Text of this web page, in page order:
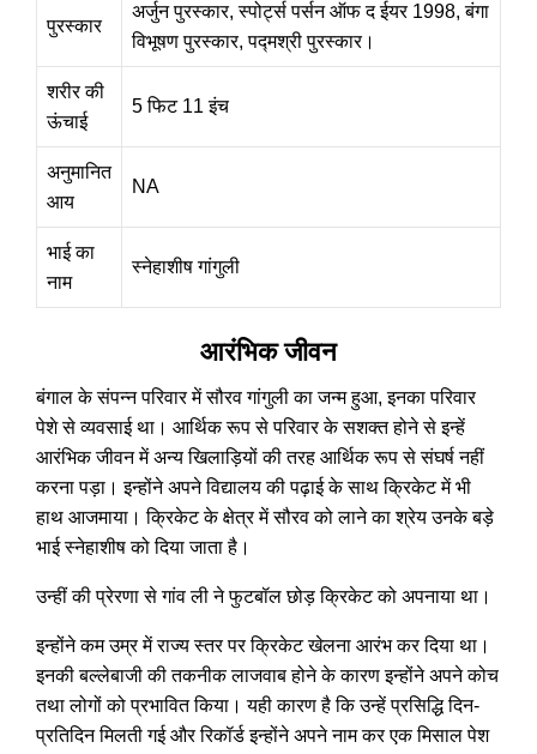
पुरस्कार
अर्जुन पुरस्कार, स्पोर्ट्स पर्सन ऑफ द ईयर 1998, बंगा
विभूषण पुरस्कार, पद्मश्री पुरस्कार।
शरीर की
ऊंचाई
5 फिट 11 इंच
अनुमानित
आय
NA
भाई का
नाम
स्नेहाशीष गांगुली
आरंभिक जीवन
बंगाल के संपन्न परिवार में सौरव गांगुली का जन्म हुआ, इनका परिवार
पेशे से व्यवसाई था। आर्थिक रूप से परिवार के सशक्त होने से इन्हें
आरंभिक जीवन में अन्य खिलाड़ियों की तरह आर्थिक रूप से संघर्ष नहीं
करना पड़ा। इन्होंने अपने विद्यालय की पढ़ाई के साथ क्रिकेट में भी
हाथ आजमाया। क्रिकेट के क्षेत्र में सौरव को लाने का श्रेय उनके बड़े
भाई स्नेहाशीष को दिया जाता है।
उन्हीं की प्रेरणा से गांव ली ने फुटबॉल छोड़ क्रिकेट को अपनाया था।
इन्होंने कम उम्र में राज्य स्तर पर क्रिकेट खेलना आरंभ कर दिया था।
इनकी बल्लेबाजी की तकनीक लाजवाब होने के कारण इन्होंने अपने कोच
तथा लोगों को प्रभावित किया। यही कारण है कि उन्हें प्रसिद्धि दिन-
प्रतिदिन मिलती गई और रिकॉर्ड इन्होंने अपने नाम कर एक मिसाल पेश